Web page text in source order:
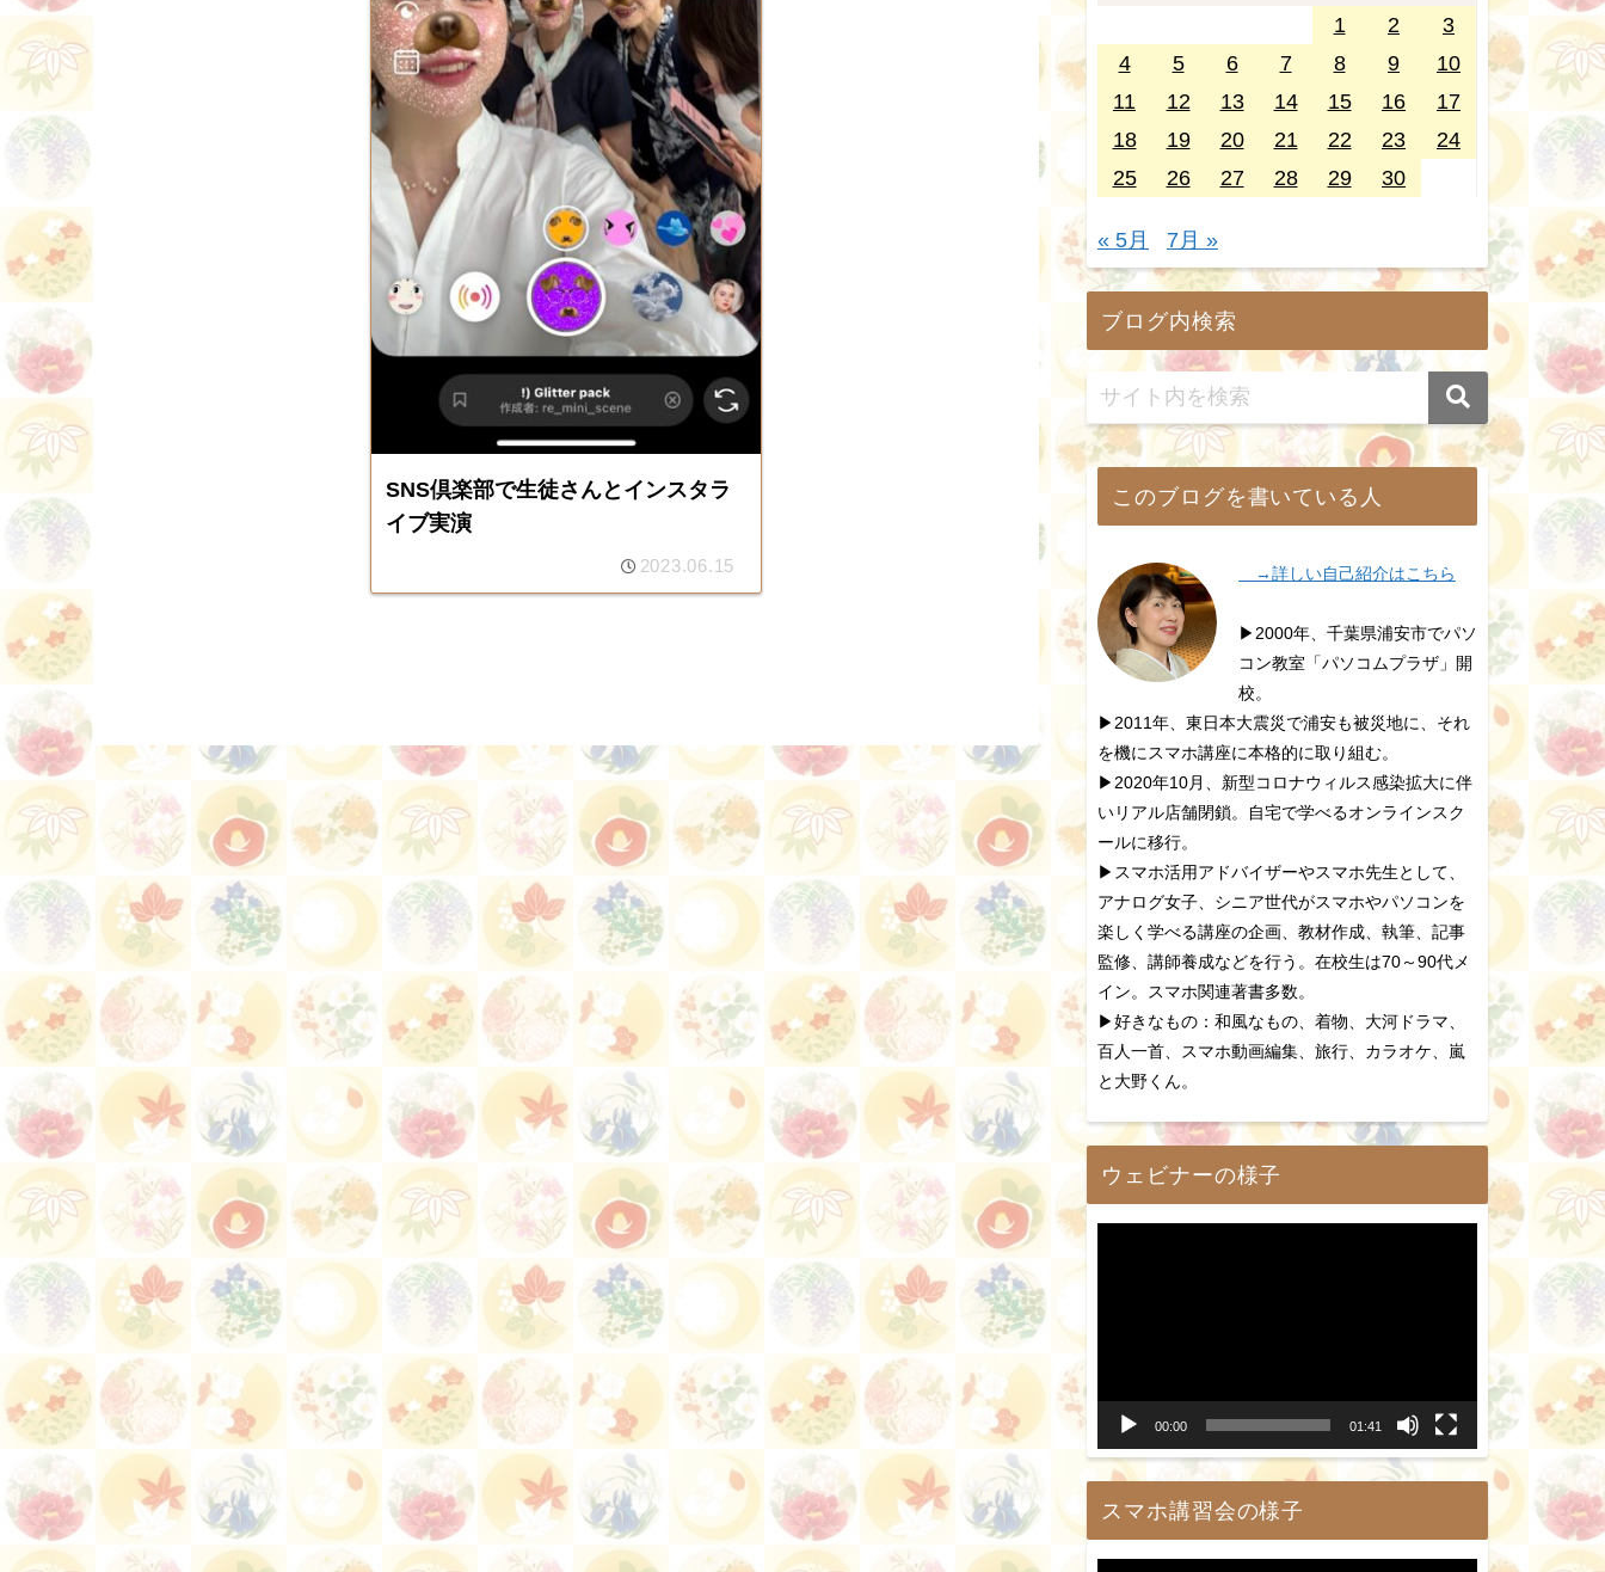
SNS倶楽部で生徒さんとインスタラ
イブ実演
2023.06.15
1 2
3
4
5 6 7 8 9
10
11
12 13 14 15 16
17
18
19 20 21 22 23
24
25
26 27 28 29 30
« 5月 7月 »
ブログ内検索
このブログを書いている人
→詳しい自己紹介はこちら
▶2000年、千葉県浦安市でパソ
コン教室「パソコムプラザ」開
校。
▶2011年、東日本大震災で浦安も被災地に、それ
を機にスマホ講座に本格的に取り組む。
▶2020年10月、新型コロナウィルス感染拡大に伴
いリアル店舗閉鎖。自宅で学べるオンラインスク
ールに移行。
▶スマホ活用アドバイザーやスマホ先生として、
アナログ女子、シニア世代がスマホやパソコンを
楽しく学べる講座の企画、教材作成、執筆、記事
監修、講師養成などを行う。在校生は70～90代メ
イン。スマホ関連著書多数。
▶好きなもの：和風なもの、着物、大河ドラマ、
百人一首、スマホ動画編集、旅行、カラオケ、嵐
と大野くん。
ウェビナーの様子
ー
00:00 01:41
スマホ講習会の様子